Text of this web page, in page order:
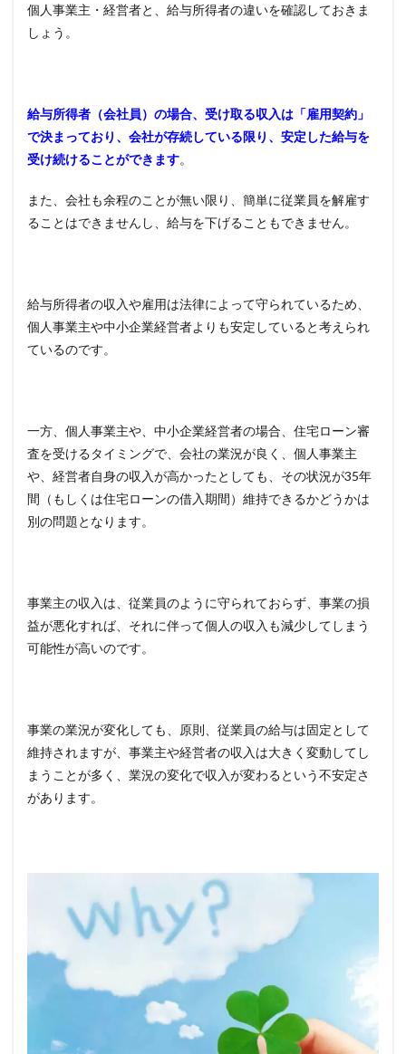
情報
歴
らせ
ては
いけ
ない
4.8
自己
資金
5
個人
事業
要書
6
ロー
ンの
にな
る？
7
者に
おす
の銀
行
行
ット
受付
用）
7.2
ット
個人事業主・経営者と、給与所得者の違いを確認しておきま
しょう。
給与所得者（会社員）の場合、受け取る収入は「雇用契約」
で決まっており、会社が存続している限り、安定した給与を
受け続けることができます。
また、会社も余程のことが無い限り、簡単に従業員を解雇す
ることはできませんし、給与を下げることもできません。
給与所得者の収入や雇用は法律によって守られているため、
個人事業主や中小企業経営者よりも安定していると考えられ
ているのです。
一方、個人事業主や、中小企業経営者の場合、住宅ローン審
査を受けるタイミングで、会社の業況が良く、個人事業主
や、経営者自身の収入が高かったとしても、その状況が35年
間（もしくは住宅ローンの借入期間）維持できるかどうかは
別の問題となります。
事業主の収入は、従業員のように守られておらず、事業の損
益が悪化すれば、それに伴って個人の収入も減少してしまう
可能性が高いのです。
事業の業況が変化しても、原則、従業員の給与は固定として
維持されますが、事業主や経営者の収入は大きく変動してし
まうことが多く、業況の変化で収入が変わるという不安定さ
があります。